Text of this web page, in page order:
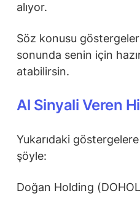
alıyor.
Söz konusu
sonunda senin için
atabilirsin.
Al Sinyali Veren
Yukarıdaki
şöyle:
Doğan Holding